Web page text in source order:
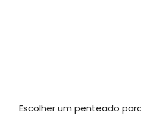
Escolher um penteado